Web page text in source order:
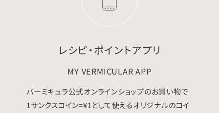
レシピ・ポイントアプリ
MY VERMICULAR APP
バーミキュラ公式オンラインショップのお買い物で
1サンクスコイン=¥1として使えるオリジナルのコイ